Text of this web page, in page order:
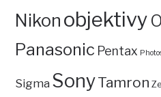
Nikon objektivy
Panasonic Pentax
Sigma SonyTamron